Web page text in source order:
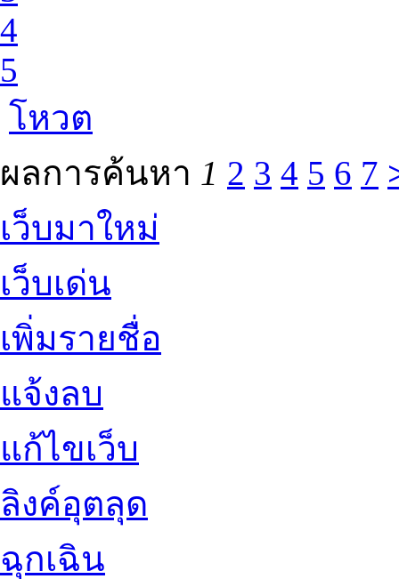
4
5
โหวต
ผลการค้นหา 1 2 3 4 5 6 7
เว็บมาใหม่
เว็บเด่น
เพิ่มรายชื่อ
แจ้งลบ
แก้ไขเว็บ
ลิงค์อุตลุด
ฉุกเฉิน